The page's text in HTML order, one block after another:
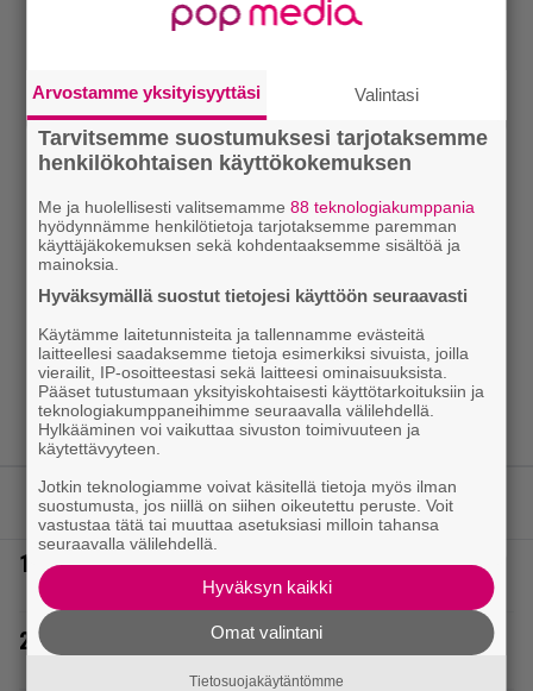
LUETUIMMAT JUTUT
1.
Eurojackpotissa poksahti 32,7 miljoonaa, ja tänne
Suomen isoin voitto meni
2.
Sara ja Mikko Parikka etsivät uutta kotia –
”Seuraavaan kotiin tämmöinen”
Arvostamme yksityisyyttäsi Valintasi
Tarvitsemme suostumuksesi tarjotaksemme
henkilökohtaisen käyttökokemuksen
Me ja huolellisesti valitsemamme88 teknologiakumppania
hyödynnämme henkilötietoja tarjotaksemme paremman
käyttäjäkokemuksen sekä kohdentaaksemme sisältöä ja
mainoksia.
Hyväksymällä suostut tietojesi käyttöön seuraavasti
Käytämme laitetunnisteita ja tallennamme evästeitä
laitteellesi saadaksemme tietoja esimerkiksi sivuista, joilla
vierailit, IP-osoitteestasi sekä laitteesi ominaisuuksista.
Pääset tutustumaan yksityiskohtaisesti käyttötarkoituksiin ja
teknologiakumppaneihimme seuraavalla välilehdellä.
Hylkääminen voi vaikuttaa sivuston toimivuuteen ja
käytettävyyteen.
Jotkin teknologiamme voivat käsitellä tietoja myös ilman
suostumusta, jos niillä on siihen oikeutettu peruste. Voit
vastustaa tätä tai muuttaa asetuksiasi milloin tahansa
seuraavalla välilehdellä.
Hyväksyn kaikki
Omat valintani
Tietosuojakäytäntömme